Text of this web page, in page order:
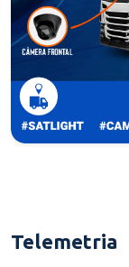
Telemetria